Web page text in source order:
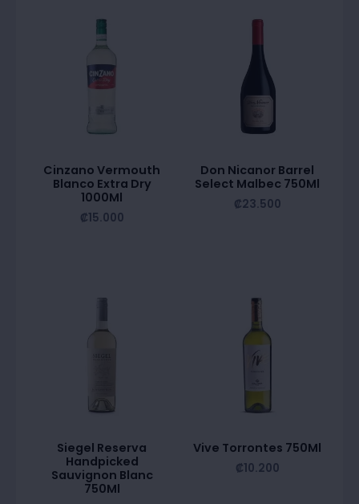
Cinzano Vermouth
Blanco Extra Dry
1000Ml
₡15.000
Don Nicanor Barrel
Select Malbec 750Ml
₡23.500
Siegel Reserva
Handpicked
Sauvignon Blanc
750Ml
Vive Torrontes 750Ml
₡10.200